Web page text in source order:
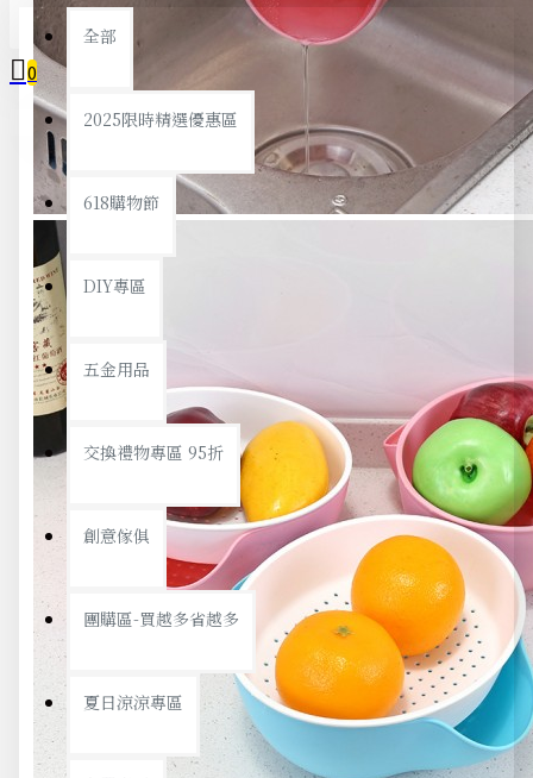
全部
2025限時精選優惠區
618購物節
DIY專區
五金用品
交換禮物專區 95折
創意傢俱
團購區-買越多省越多
夏日涼涼專區
0
您的購物車內沒有商品！